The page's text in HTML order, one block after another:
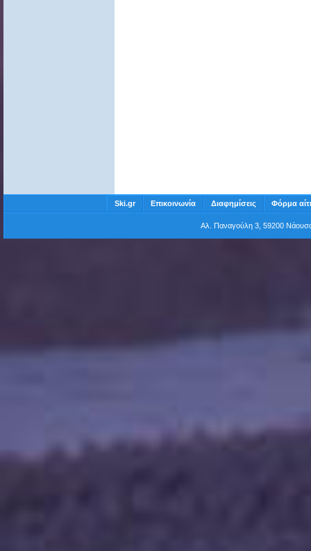
Ski.gr Επικοινωνία Διαφημίσεις Φόρμα
Αλ. Παναγούλη 3, 59200